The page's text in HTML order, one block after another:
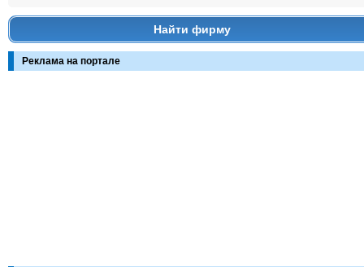
Найти фирму
Реклама на портале